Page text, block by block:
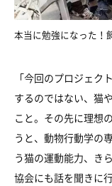
本当に勉強になった！
「今回のプロジェ
するのではない、猫
こと。その先に理想
うと、動物行動学の
う猫の運動能力、き
協会にも話を聞きに